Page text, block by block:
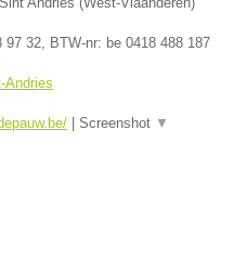
97 32, BTW-nr: be 0418 488 187
Andries
Screenshot ▼